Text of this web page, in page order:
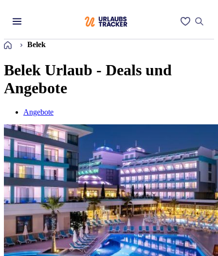
Startseite
Belek
Belek Urlaub - Deals und
Angebote
Angebote